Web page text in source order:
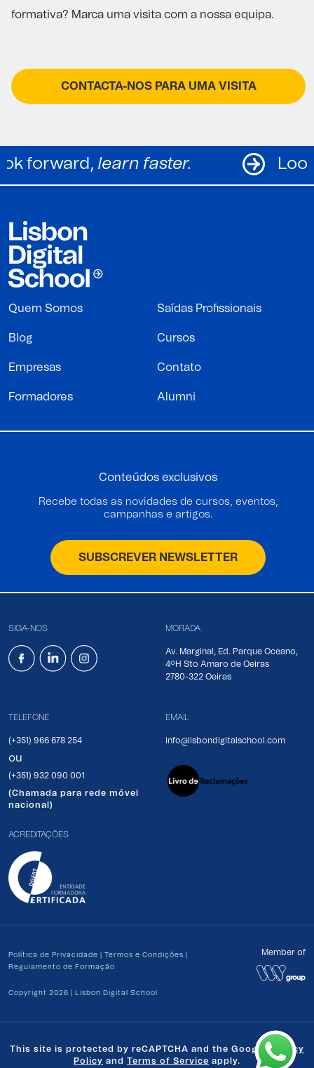
formativa? Marca uma visita com a nossa equipa.
CONTACTA-NOS PARA UMA VISITA
Look forward,learn faster.
Quem Somos Saídas Profissionais
Blog Cursos
Empresas Contato
Formadores Alumni
Conteúdos exclusivos
Recebe todas as novidades de cursos, eventos,
campanhas e artigos.
SUBSCREVER NEWSLETTER
SIGA-NOS MORADA
Av. Marginal, Ed. Parque Oceano,
4ºH Sto Amaro de Oeiras
2780-322 Oeiras
TELEFONE
(+351) 966 678 254
ou
(+351) 932 090 001
(Chamada para rede móvel
nacional)
EMAIL
info@lisbondigitalschool.com
ACREDITAÇÕES
Política de Privacidade Termos e Condições
Regulamento de Formação
Copyright 2026 | Lisbon Digital School
Member of
This site is protected by reCAPTCHA and the Google Privacy
Policy and Terms of Service apply.